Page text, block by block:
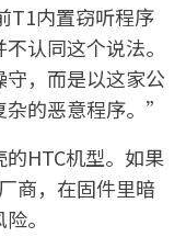
T1内置窃听程序
认同这个说法。
，而是以这家公
的恶意程序。”
HTC机型。如果
商，在固件里暗
。